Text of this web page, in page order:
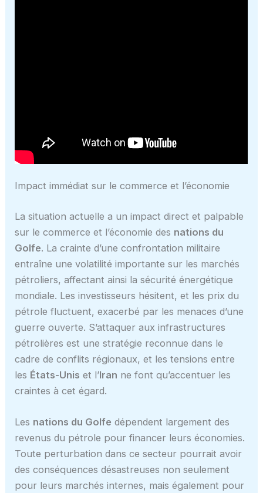
Impact immédiat sur le commerce et l’économie
La situation actuelle a un impact direct et palpable
sur le commerce et l’économie des nations du
Golfe. La crainte d’une confrontation militaire
entraîne une volatilité importante sur les marchés
pétroliers, affectant ainsi la sécurité énergétique
mondiale. Les investisseurs hésitent, et les prix du
pétrole fluctuent, exacerbé par les menaces d’une
guerre ouverte. S’attaquer aux infrastructures
pétrolières est une stratégie reconnue dans le
cadre de conflits régionaux, et les tensions entre
les États-Unis et l’Iran ne font qu’accentuer les
craintes à cet égard.
Les nations du Golfe dépendent largement des
revenus du pétrole pour financer leurs économies.
Toute perturbation dans ce secteur pourrait avoir
des conséquences désastreuses non seulement
pour leurs marchés internes, mais également pour